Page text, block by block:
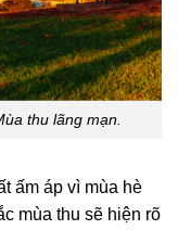
thu lãng mạn.
ấm áp vì mùa hè
mùa thu sẽ hiện rõ